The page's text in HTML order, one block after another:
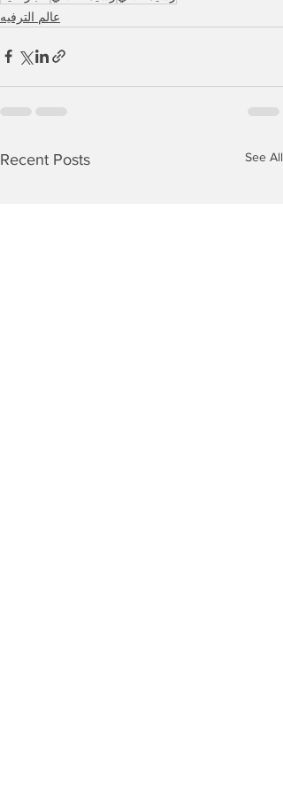
عالم الترفيه
Recent Posts See All